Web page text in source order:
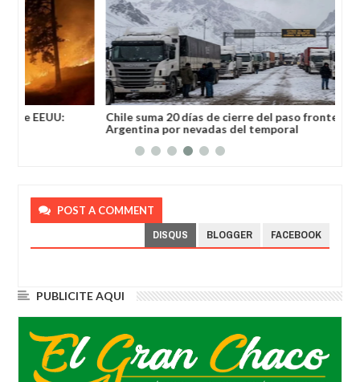
Chile suma 20 días de cierre del paso fronterizo con
Argentina por nevadas del temporal
POST A COMMENT
DISQUS BLOGGER FACEBOOK
PUBLICITE AQUI